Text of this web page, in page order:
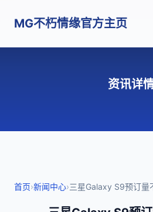
MG不朽情缘官方主页
资讯详
首页›新闻中心›三星Galaxy S9预订量